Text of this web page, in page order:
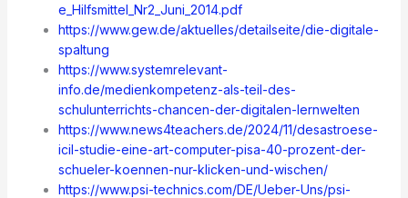
e_Hilfsmittel_Nr2_Juni_2014.pdf
https://www.gew.de/aktuelles/detailseite/die-digitale-
spaltung
https://www.systemrelevant-
info.de/medienkompetenz-als-teil-des-
schulunterrichts-chancen-der-digitalen-lernwelten
https://www.news4teachers.de/2024/11/desastroese-
icil-studie-eine-art-computer-pisa-40-prozent-der-
schueler-koennen-nur-klicken-und-wischen/
https://www.psi-technics.com/DE/Ueber-Uns/psi-